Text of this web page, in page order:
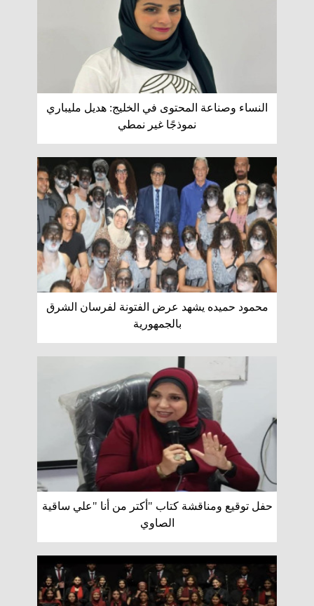
النساء وصناعة المحتوى في الخليج: هديل مليباري
نموذجًا غير نمطي
محمود حميده يشهد عرض الفتونة لفرسان الشرق
بالجمهورية
حفل توقيع ومناقشة كتاب "أكتر من أنا "علي ساقية
الصاوي